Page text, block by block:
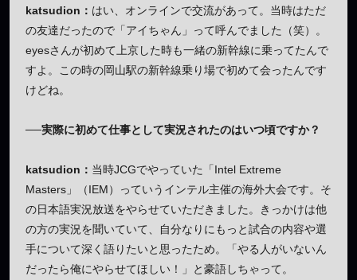
katsudion： はい、オンラインで交流があって。当時はただ
の友達だったので「アイちゃん」って呼んでました（笑）。
eyesさんが初めて上京した時も一緒の新幹線に乗ってたんで
すよ。この時の岡山駅の新幹線乗り場で初めて会ったんです
けどね。
──実際に初めて仕事として実況されたのはいつ頃ですか？
katsudion： 当時JCGでやっていた「Intel Extreme
Masters」（IEM）っていうインテル主催の海外大会です。そ
の日本語実況放送をやらせていただきました。きっかけは他
の方の実況を聞いていて、自分なりにもっと試合の内容や選
手について深く語りたいと思ったため。「やる人がいないん
だったら俺にやらせてほしい！」と豪語しちゃって。